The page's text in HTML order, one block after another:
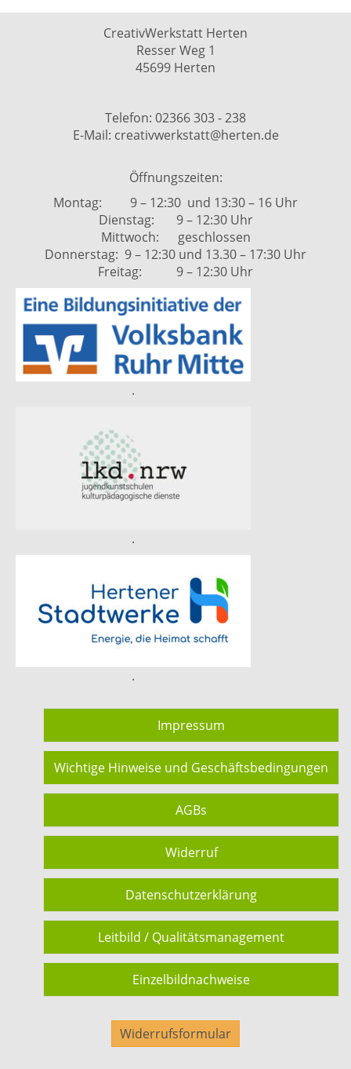
CreativWerkstatt Herten
Resser Weg 1
45699 Herten
Telefon: 02366 303 - 238
E-Mail: creativwerkstatt@herten.de
Öffnungszeiten:
Montag: 9 – 12:30 und 13:30 – 16 Uhr
Dienstag: 9 – 12:30 Uhr
Mittwoch: geschlossen
Donnerstag: 9 – 12:30 und 13.30 – 17:30 Uhr
Freitag: 9 – 12:30 Uhr
.
.
.
Impressum
Wichtige Hinweise und Geschäftsbedingungen
AGBs
Widerruf
Datenschutzerklärung
Leitbild / Qualitätsmanagement
Einzelbildnachweise
Widerrufsformular